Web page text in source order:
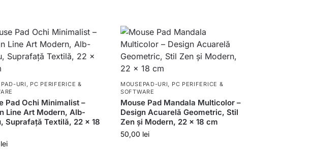
URI
PC PERIFERICE &
Pad Ochi Minimalist –
Line Art Modern, Alb-
Suprafață Textilă, 22 x 18
lei
MOUSEPAD-URI
PC PERIFERICE &
SOFTWARE
Mouse Pad Mandala Multicolor –
Design Acuarelă Geometric, Stil
Zen și Modern, 22 x 18 cm
50,00 lei